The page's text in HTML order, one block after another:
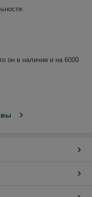
он в наличии и на 6000